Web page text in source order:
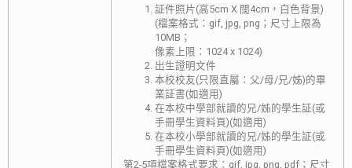
証件照片(高5cm X 闊4cm，白色背景)
(檔案格式：gif, jpg, png；尺寸上限為
10MB；
像素上限：1024 x 1024)
出生證明文件
本校校友(只限直屬：父/母/兄/姊)的畢
業証書(如適用)
在本校中學部就讀的兄/姊的學生証(或
手冊學生資料頁)(如適用)
在本校小學部就讀的兄/姊的學生証(或
手冊學生資料頁)(如適用)
第2-5項檔案格式要求：gif, jpg, png, pdf；尺寸